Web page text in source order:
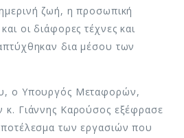
ζωή, η προσωπική
οι διάφορες τέχνες και
δια μέσου των
ο Υπουργός Μεταφορών,
κ. Γιάννης Καρούσος εξέφρασε
των εργασιών που